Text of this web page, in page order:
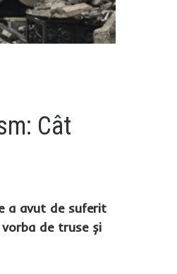
Cât
a avut de suferit
de truse și